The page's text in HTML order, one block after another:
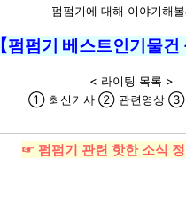
펌펌기에 대해 이야기해
【펌펌기 베스트인기물건
< 라이팅 목록 >
① 최신기사 ② 관련영상 ③
☞ 펌펌기 관련 핫한 소식